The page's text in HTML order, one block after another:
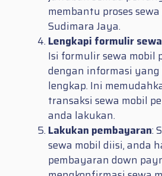
membantu proses
Sudimara Jaya.
Lengkapi formulir
Isi formulir sewa mobil
dengan informasi yang
lengkap. Ini
transaksi sewa mobil
anda lakukan.
Lakukan pembayaran:
sewa mobil diisi, anda
pembayaran down